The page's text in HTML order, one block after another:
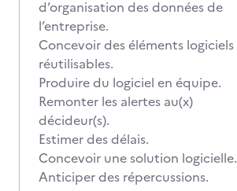
d’organisation des données de
l’entreprise.
Concevoir des éléments logiciels
réutilisables.
Produire du logiciel en équipe.
Remonter les alertes au(x)
décideur(s).
Estimer des délais.
Concevoir une solution logicielle.
Anticiper des répercussions.